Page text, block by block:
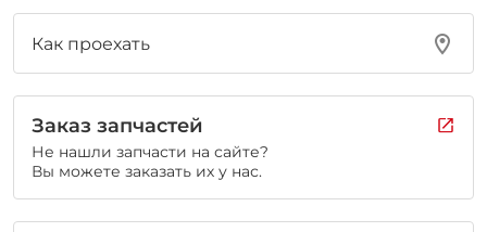
Как проехать
Заказ запчастей
Не нашли запчасти на сайте?
Вы можете заказать их у нас.